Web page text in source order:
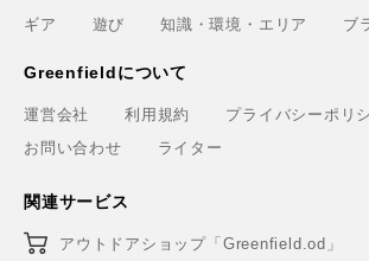
ギア 遊び 知識・環境・エリア ブ
Greenfieldについて
運営会社 利用規約
プライバシーポリ
お問い合わせ
ライター
関連サービス
アウトドアショップ「Greenfield.od」